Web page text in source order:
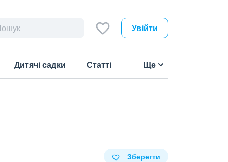
Увійти
Дитячі садки Статті Ще
Зберегти